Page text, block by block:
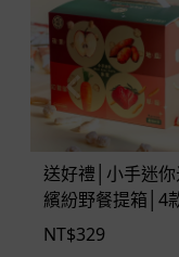
送好禮│小手迷
繽紛野餐提箱│4
12包入
NT$329